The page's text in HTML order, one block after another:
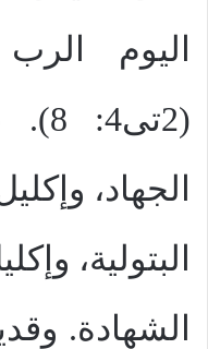
اليوم
الجهاد،
البتولية،
الشهادة.